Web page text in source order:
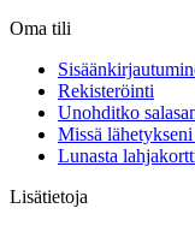
Oma tili
Rekisteröinti
Unohditko
Missä
Lunasta
Lisätietoja